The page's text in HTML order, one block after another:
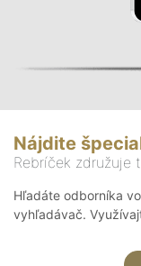
Nájdite
Rebríček združuje
Hľadáte odborníka
vyhľadávač.